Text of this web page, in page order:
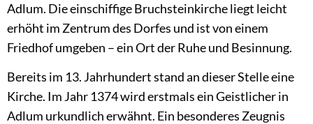
Adlum. Die einschiffige Bruchsteinkirche liegt leicht
erhöht im Zentrum des Dorfes und ist von einem
Friedhof umgeben – ein Ort der Ruhe und Besinnung.
Bereits im 13. Jahrhundert stand an dieser Stelle eine
Kirche. Im Jahr 1374 wird erstmals ein Geistlicher in
Adlum urkundlich erwähnt. Ein besonderes Zeugnis